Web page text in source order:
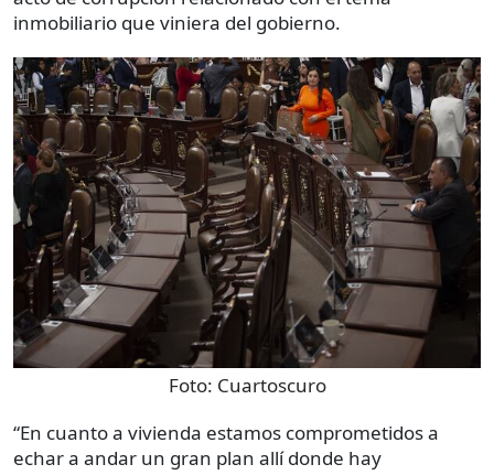
inmobiliario que viniera del gobierno.
Foto: Cuartoscuro
“En cuanto a vivienda estamos comprometidos a
echar a andar un gran plan allí donde hay